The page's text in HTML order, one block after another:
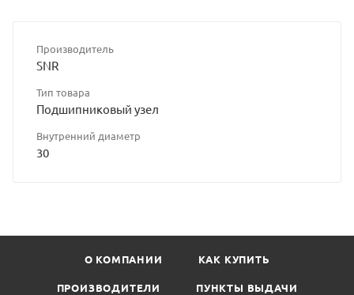
Производитель
SNR
Тип товара
Подшипниковый узел
Внутренний диаметр
30
О КОМПАНИИ КАК КУПИТЬ
ПРОИЗВОДИТЕЛИ ПУНКТЫ ВЫДАЧИ